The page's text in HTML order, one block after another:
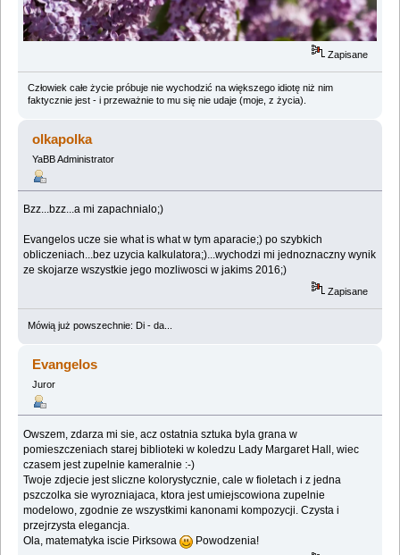
Zapisane
Człowiek całe życie próbuje nie wychodzić na większego idiotę niż nim
faktycznie jest - i przeważnie to mu się nie udaje (moje, z życia).
olkapolka
YaBB Administrator
Bzz...bzz...a mi zapachnialo;)
Evangelos ucze sie what is what w tym aparacie;) po szybkich
obliczeniach...bez uzycia kalkulatora;)...wychodzi mi jednoznaczny wynik
ze skojarze wszystkie jego mozliwosci w jakims 2016;)
Zapisane
Mówią już powszechnie: Di - da...
Evangelos
Juror
Owszem, zdarza mi sie, acz ostatnia sztuka byla grana w
pomieszczeniach starej biblioteki w koledzu Lady Margaret Hall, wiec
czasem jest zupelnie kameralnie :-)
Twoje zdjecie jest sliczne kolorystycznie, cale w fioletach i z jedna
pszczolka sie wyrozniajaca, ktora jest umiejscowiona zupelnie
modelowo, zgodnie ze wszystkimi kanonami kompozycji. Czysta i
przejrzysta elegancja.
Ola, matematyka iscie Pirksowa
Powodzenia!